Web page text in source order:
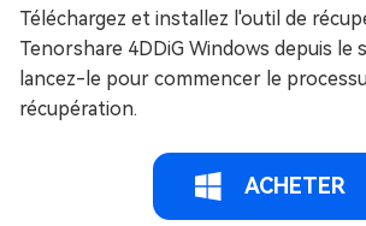
Téléchargez et installez l'outil de
Tenorshare 4DDiG Windows depuis le
lancez-le pour commencer le
récupération.
ACHETER